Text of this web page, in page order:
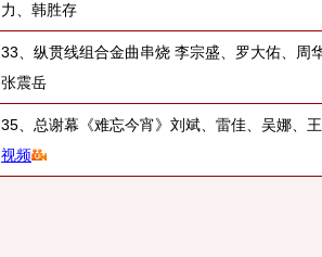
力、韩胜存
33、纵贯线组合金曲串烧 李宗盛、罗大佑、周
张震岳
35、总谢幕《难忘今宵》刘斌、雷佳、吴娜、
视频